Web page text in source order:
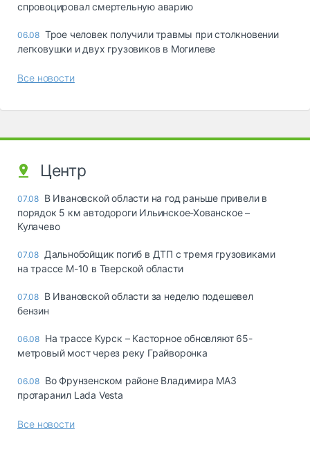
спровоцировал смертельную аварию
06.08 Трое человек получили травмы при столкновении
легковушки и двух грузовиков в Могилеве
Все новости
Центр
07.08 В Ивановской области на год раньше привели в
порядок 5 км автодороги Ильинское-Хованское –
Кулачево
07.08 Дальнобойщик погиб в ДТП с тремя грузовиками
на трассе М-10 в Тверской области
07.08 В Ивановской области за неделю подешевел
бензин
06.08 На трассе Курск – Касторное обновляют 65-
метровый мост через реку Грайворонка
06.08 Во Фрунзенском районе Владимира МАЗ
протаранил Lada Vesta
Все новости